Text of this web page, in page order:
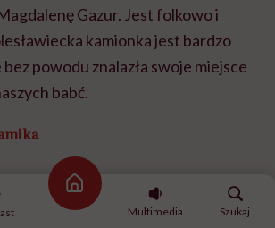
Strona główna
Multimedia
Szukaj
Gazur. Jest folkowo i
kamionka jest bardzo
powodu znalazła swoje miejsce
babć.
porcelana Aomi